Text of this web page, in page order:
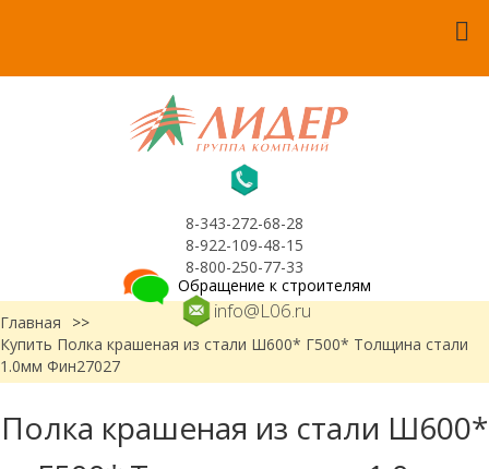
8-343-272-68-28
8-922-109-48-15
8-800-250-77-33
info@L06.ru
Обращение к строителям
Главная
>>
Купить Полка крашеная из стали Ш600* Г500* Толщина стали
1.0мм Фин27027
Полка крашеная из стали Ш600*